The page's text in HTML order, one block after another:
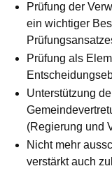
Prüfung der
ein wichtiger
Prüfung als
Unterstützung
(Regierung und
Nicht mehr
verstärkt auch